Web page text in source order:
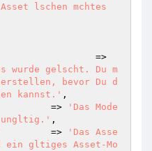
lschen mchtes
wurde gelscht. Du m
bevor Du d
kannst.' ,
=>
'Das Mode
,
         =>
'Das Asse
gltiges Asset-Mo